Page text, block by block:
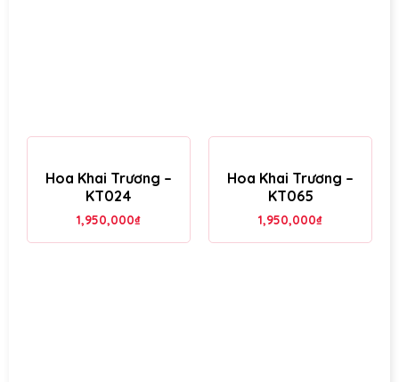
Hoa Khai Trương –
KT024
1,950,000₫
Hoa Khai Trương –
KT065
1,950,000₫